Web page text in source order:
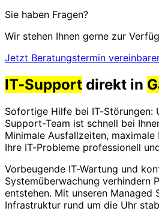
Sie haben Fragen?
Wir stehen Ihnen gerne zur
Jetzt Beratungstermin
IT-Support direkt in
Sofortige Hilfe bei IT-Störungen:
Support-Team ist schnell bei
Minimale Ausfallzeiten,
Ihre IT-Probleme professionell
Vorbeugende IT-Wartung und
Systemüberwachung verhindern
entstehen. Mit unseren Managed
Infrastruktur rund um die Uhr